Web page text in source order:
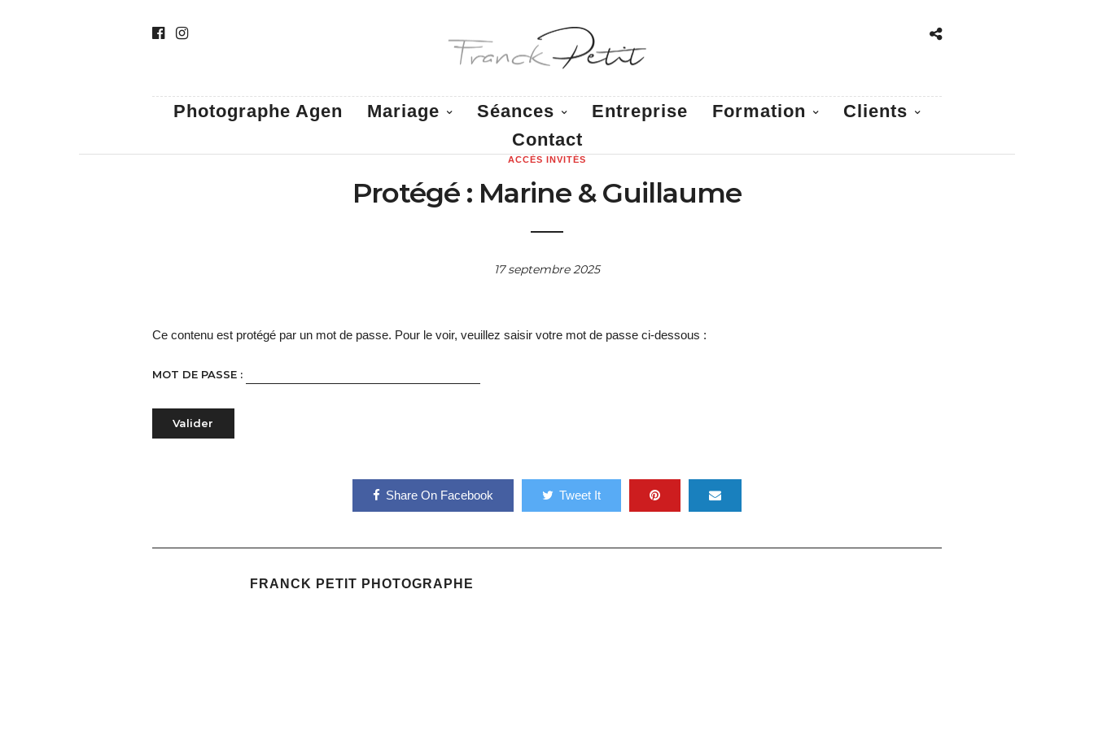
Photographe Agen Mariage Séances Entreprise Formation
Clients
Contact
ACCÈS INVITÉS
Protégé : Marine & Guillaume
17 septembre 2025
Ce contenu est protégé par un mot de passe. Pour le voir, veuillez saisir votre mot de passe ci-dessous :
MOT DE PASSE :
Share On Facebook Tweet It
FRANCK PETIT PHOTOGRAPHE